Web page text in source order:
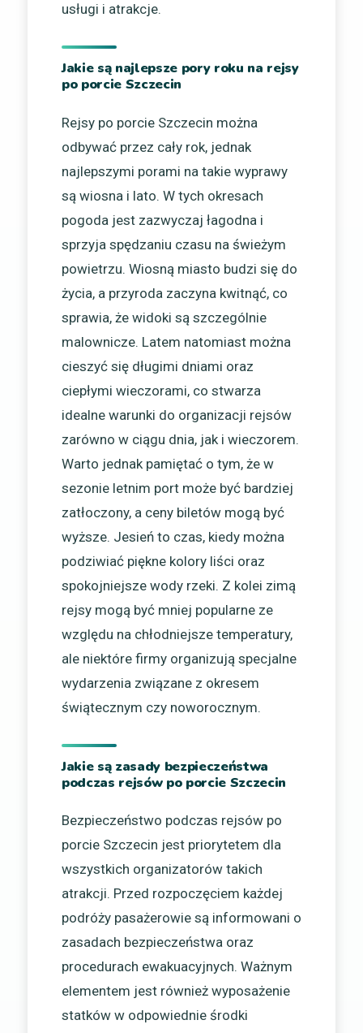
usługi i atrakcje.
Jakie są najlepsze pory roku na rejsy
po porcie Szczecin
Rejsy po porcie Szczecin można
odbywać przez cały rok, jednak
najlepszymi porami na takie wyprawy
są wiosna i lato. W tych okresach
pogoda jest zazwyczaj łagodna i
sprzyja spędzaniu czasu na świeżym
powietrzu. Wiosną miasto budzi się do
życia, a przyroda zaczyna kwitnąć, co
sprawia, że widoki są szczególnie
malownicze. Latem natomiast można
cieszyć się długimi dniami oraz
ciepłymi wieczorami, co stwarza
idealne warunki do organizacji rejsów
zarówno w ciągu dnia, jak i wieczorem.
Warto jednak pamiętać o tym, że w
sezonie letnim port może być bardziej
zatłoczony, a ceny biletów mogą być
wyższe. Jesień to czas, kiedy można
podziwiać piękne kolory liści oraz
spokojniejsze wody rzeki. Z kolei zimą
rejsy mogą być mniej popularne ze
względu na chłodniejsze temperatury,
ale niektóre firmy organizują specjalne
wydarzenia związane z okresem
świątecznym czy noworocznym.
Jakie są zasady bezpieczeństwa
podczas rejsów po porcie Szczecin
Bezpieczeństwo podczas rejsów po
porcie Szczecin jest priorytetem dla
wszystkich organizatorów takich
atrakcji. Przed rozpoczęciem każdej
podróży pasażerowie są informowani o
zasadach bezpieczeństwa oraz
procedurach ewakuacyjnych. Ważnym
elementem jest również wyposażenie
statków w odpowiednie środki